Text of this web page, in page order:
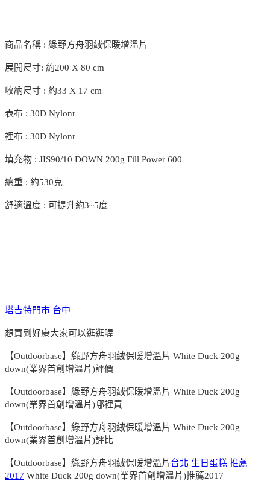
商品名稱 : 綠野方舟羽絨保暖增溫片
展開尺寸: 約200 X 80 cm
收納尺寸 : 約33 X 17 cm
表布 : 30D Nylonr
裡布 : 30D Nylonr
填充物 : JIS90/10 DOWN 200g Fill Power 600
總重 : 約530克
舒適溫度 : 可提升約3~5度
塔吉特門市 台中
想買到好康大家可以逛逛喔
【Outdoorbase】綠野方舟羽絨保暖增溫片 White Duck 200g
down(業界首創增溫片)評價
【Outdoorbase】綠野方舟羽絨保暖增溫片 White Duck 200g
down(業界首創增溫片)哪裡買
【Outdoorbase】綠野方舟羽絨保暖增溫片 White Duck 200g
down(業界首創增溫片)評比
【Outdoorbase】綠野方舟羽絨保暖增溫片 台北 生日蛋糕 推薦
2017 White Duck 200g down(業界首創增溫片)推薦2017